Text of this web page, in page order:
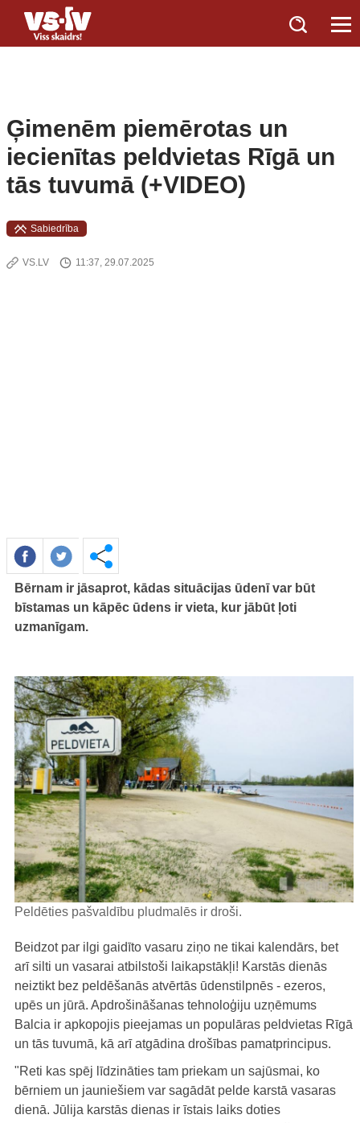
Ģimenēm piemērotas un
iecienītas peldvietas Rīgā un
tās tuvumā (+VIDEO)
Sabiedrība
VS.LV 11:37, 29.07.2025
Bērnam ir jāsaprot, kādas situācijas ūdenī var būt
bīstamas un kāpēc ūdens ir vieta, kur jābūt ļoti
uzmanīgam.
Peldēties pašvaldību pludmalēs ir droši.
Beidzot par ilgi gaidīto vasaru ziņo ne tikai kalendārs, bet
arī silti un vasarai atbilstoši laikapstākļi! Karstās dienās
neiztikt bez peldēšanās atvērtās ūdenstilpnēs - ezeros,
upēs un jūrā. Apdrošināšanas tehnoloģiju uzņēmums
Balcia ir apkopojis pieejamas un populāras peldvietas Rīgā
un tās tuvumā, kā arī atgādina drošības pamatprincipus.
"Reti kas spēj līdzināties tam priekam un sajūsmai, ko
bērniem un jauniešiem var sagādāt pelde karstā vasaras
dienā. Jūlija karstās dienas ir īstais laiks doties